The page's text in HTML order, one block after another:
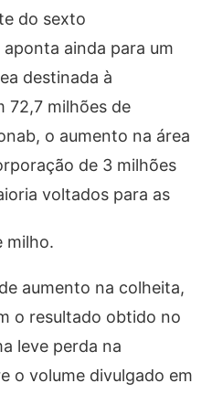
do sexto
ainda para um
destinada à
72,7 milhões de
o aumento na área
de 3 milhões
voltados para as
milho.
aumento na colheita,
o resultado obtido no
leve perda na
o volume divulgado em